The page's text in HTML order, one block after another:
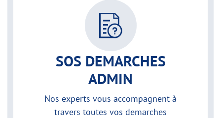
SOS DEMARCHES
ADMIN
Nos experts vous accompagnent à
travers toutes vos demarches